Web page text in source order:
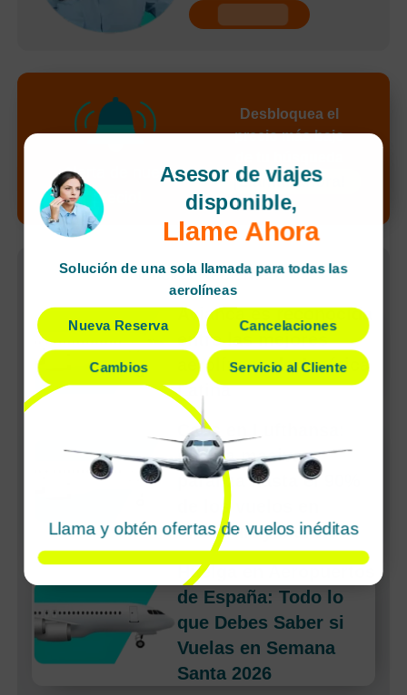
¡Alerta de nuevo
precio!
Desbloquea el
precio más bajo
¡Llamar ahora!
Noticias Recientes
Avianca es reconocida
entre las mejores
aerolíneas de América
Latina
Caos en Lufthansa:
huelga masiva
paraliza hasta el 90%
de los vuelos en
Frankfurt y Múnich
Huelga en Aeropuertos
de España: Todo lo
que Debes Saber si
Vuelas en Semana
Santa 2026
Asesor de viajes
disponible,
Llame Ahora
Solución de una sola llamada para todas las
aerolíneas
Nueva Reserva Cancelaciones
Cambios Servicio al Cliente
Llama y obtén ofertas de vuelos inéditas